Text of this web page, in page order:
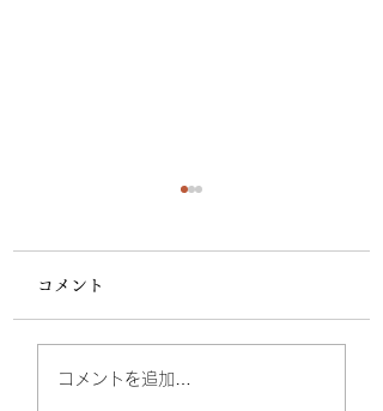
熱中症特別警戒アラー
コメント
コメントを追加…